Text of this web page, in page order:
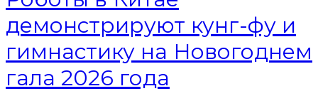
демонстрируют кунг-фу и
гимнастику на Новогоднем
гала 2026 года